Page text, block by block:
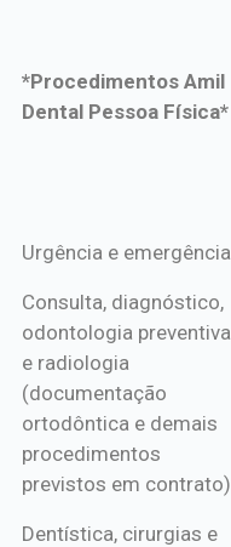
*Procedimentos Amil
Dental Pessoa Física*
*Procedimentos Amil
Urgência e emergência
Consulta, diagnóstico,
odontologia preventiva
e radiologia
(documentação
ortodôntica e demais
procedimentos
previstos em contrato)
Dentística, cirurgias e